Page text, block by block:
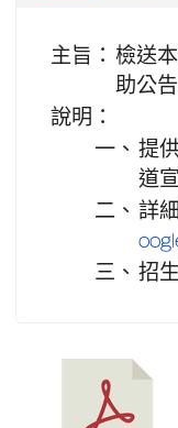
主旨： 檢送
助公
說明：
一、 提
道
二、 詳
三、 招